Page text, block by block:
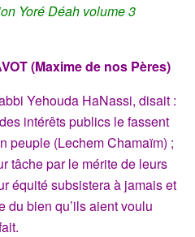
Yoré Déah volume 3
(Maxime de nos Pères)
Yehouda HaNassi, disait :
intérêts publics le fassent
peuple (Lechem Chamaïm) ;
tâche par le mérite de leurs
équité subsistera à jamais et
du bien qu’ils aient voulu